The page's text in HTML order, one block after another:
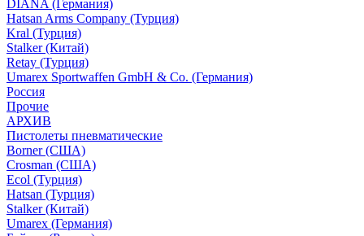
DIANA (Германия)
Hatsan Arms Company (Турция)
Kral (Турция)
Stalker (Китай)
Retay (Турция)
Umarex Sportwaffen GmbH & Co. (Германия)
Россия
Прочие
АРХИВ
Пистолеты пневматические
Borner (США)
Crosman (США)
Ecol (Турция)
Hatsan (Турция)
Stalker (Китай)
Umarex (Германия)